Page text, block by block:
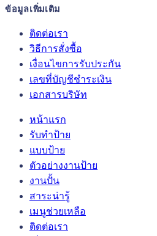
ข้อมูลเพิ่มเติม
ติดต่อเรา
วิธีการสั่งซื้อ
เงื่อนไขการรับประกัน
เลขที่บัญชีชำระเงิน
เอกสารบริษัท
หน้าแรก
รับทำป้าย
แบบป้าย
ตัวอย่างงานป้าย
งานปั้น
สาระน่ารู้
เมนูช่วยเหลือ
ติดต่อเรา